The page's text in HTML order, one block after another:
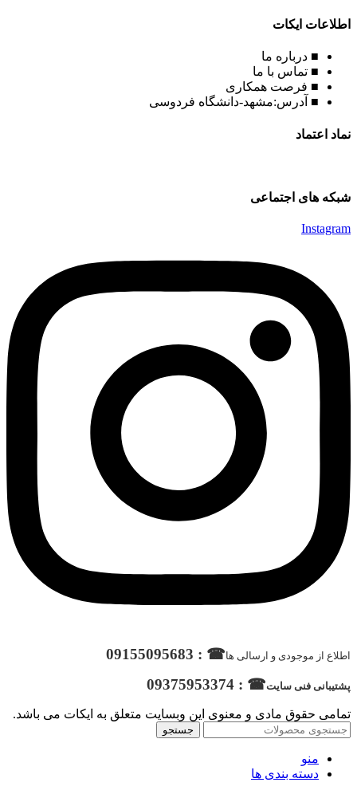
اطلاعات ایکات
■ درباره ما
■ تماس با ما
■ فرصت همکاری
■ آدرس:مشهد-دانشگاه فردوسی
نماد اعتماد
شبکه های اجتماعی
Instagram
اطلاع از موجودی و ارسالی ها☎ : 09155095683
پشتیبانی فنی سایت☎ : 09375953374
تمامی حقوق مادی و معنوی این وبسایت متعلق به ایکات می باشد.
جستجو
منو
دسته بندی ها